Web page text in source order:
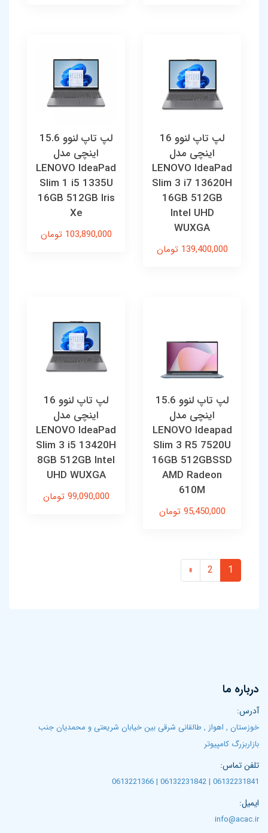
لپ تاپ لنوو 16
اینچی مدل
LENOVO IdeaPad
Slim 3 i7 13620H
16GB 512GB
Intel UHD
WUXGA
139,400,000 تومان
لپ تاپ لنوو 15.6
اینچی مدل
LENOVO IdeaPad
Slim 1 i5 1335U
16GB 512GB Iris
Xe
103,890,000 تومان
لپ تاپ لنوو 15.6
اینچی مدل
LENOVO Ideapad
Slim 3 R5 7520U
16GB 512GBSSD
AMD Radeon
610M
95,450,000 تومان
لپ تاپ لنوو 16
اینچی مدل
LENOVO IdeaPad
Slim 3 i5 13420H
8GB 512GB Intel
UHD WUXGA
99,090,000 تومان
1
2
»
درباره ما
آدرس:
خوزستان , اهواز , طالقانی شرقی بین خیابان شریعتی و محمدیان جنب
بازاربزرگ کامپیوتر
تلفن تماس:
06132231841 | 06132231842 | 0613221366
ایمیل:
info@acac.ir